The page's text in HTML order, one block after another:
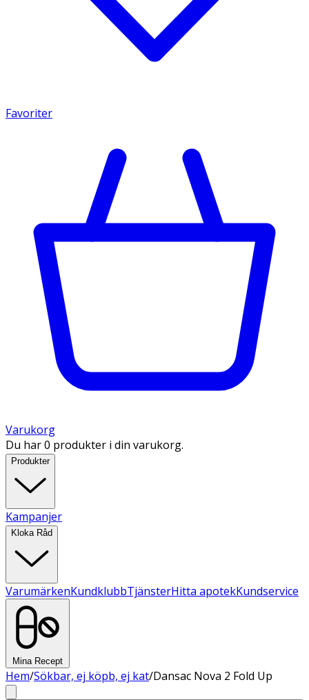
Favoriter
Varukorg
Du har 0 produkter i din varukorg.
Produkter
Kampanjer
Kloka Råd
VarumärkenKundklubbTjänsterHitta apotekKundservice
Mina Recept
Hem/Sökbar, ej köpb, ej kat/Dansac Nova 2 Fold Up